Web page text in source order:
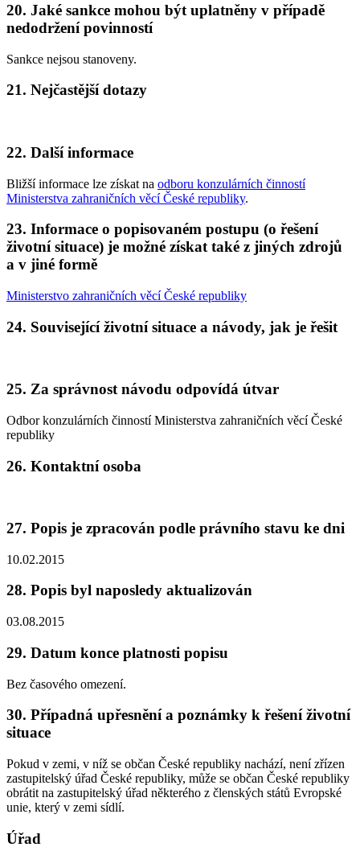
20. Jaké sankce mohou být uplatněny v případě
nedodržení povinností
Sankce nejsou stanoveny.
21. Nejčastější dotazy
22. Další informace
Bližší informace lze získat na odboru konzulárních činností
Ministerstva zahraničních věcí České republiky.
23. Informace o popisovaném postupu (o řešení
životní situace) je možné získat také z jiných zdrojů
a v jiné formě
Ministerstvo zahraničních věcí České republiky
24. Související životní situace a návody, jak je řešit
25. Za správnost návodu odpovídá útvar
Odbor konzulárních činností Ministerstva zahraničních věcí České
republiky
26. Kontaktní osoba
27. Popis je zpracován podle právního stavu ke dni
10.02.2015
28. Popis byl naposledy aktualizován
03.08.2015
29. Datum konce platnosti popisu
Bez časového omezení.
30. Případná upřesnění a poznámky k řešení životní
situace
Pokud v zemi, v níž se občan České republiky nachází, není zřízen
zastupitelský úřad České republiky, může se občan České republiky
obrátit na zastupitelský úřad některého z členských států Evropské
unie, který v zemi sídlí.
Úřad